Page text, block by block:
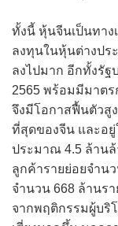
ทั้งนี้ หุ้นจีนเป็นทา
ลงทุนในหุ้นต่างปร
ลงไปมาก อีกทั้งรัฐ
2565 พร้อมมีมาตร
จึงมีโอกาสฟื้นตัวสู
ที่สุดของจีน และอ
ประมาณ 4.5 ล้าน
ลูกค้ารายย่อยจำน
จำนวน 668 ล้านร
จากพฤติกรรมผู้บริ